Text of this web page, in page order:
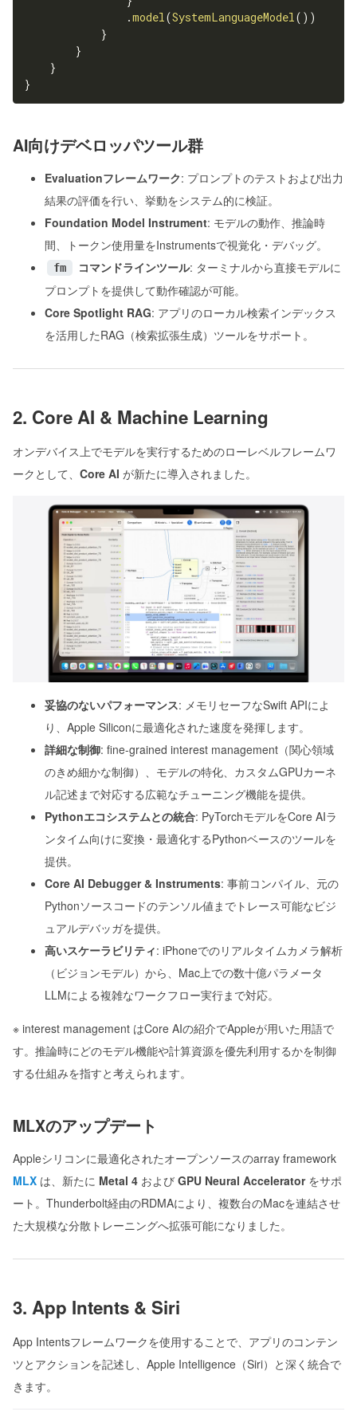
.model (SystemLanguageModel ( ) )
}
}
}
}
AI向けデベロッパツール群
Evaluationフレームワーク: プロンプトのテストおよび出力
結果の評価を行い、挙動をシステム的に検証。
Foundation Model Instrument: モデルの動作、推論時
間、トークン使用量をInstrumentsで視覚化・デバッグ。
fm コマンドラインツール: ターミナルから直接モデルに
プロンプトを提供して動作確認が可能。
Core Spotlight RAG: アプリのローカル検索インデックス
を活用したRAG（検索拡張生成）ツールをサポート。
2. Core AI & Machine Learning
オンデバイス上でモデルを実行するためのローレベルフレームワ
ークとして、 Core AI が新たに導入されました。
妥協のないパフォーマンス: メモリセーフなSwift APIによ
り、Apple Siliconに最適化された速度を発揮します。
詳細な制御: fine-grained interest management（関心領域
のきめ細かな制御）、モデルの特化、カスタムGPUカーネ
ル記述まで対応する広範なチューニング機能を提供。
Pythonエコシステムとの統合: PyTorchモデルをCore AIラ
ンタイム向けに変換・最適化するPythonベースのツールを
提供。
Core AI Debugger & Instruments: 事前コンパイル、元の
Pythonソースコードのテンソル値までトレース可能なビジ
ュアルデバッガを提供。
高いスケーラビリティ: iPhoneでのリアルタイムカメラ解析
（ビジョンモデル）から、Mac上での数十億パラメータ
LLMによる複雑なワークフロー実行まで対応。
※ interest management はCore AIの紹介でAppleが用いた用語で
す。推論時にどのモデル機能や計算資源を優先利用するかを制御
する仕組みを指すと考えられます。
MLXのアップデート
Appleシリコンに最適化されたオープンソースのarray framework
MLX は、新たに Metal 4 および GPU Neural Acceleratorをサポ
ート。Thunderbolt経由のRDMAにより、複数台のMacを連結させ
た大規模な分散トレーニングへ拡張可能になりました。
3. App Intents & Siri
App Intentsフレームワークを使用することで、アプリのコンテン
ツとアクションを記述し、Apple Intelligence（Siri）と深く統合で
きます。